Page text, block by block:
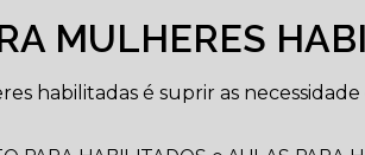
MULHERES
habilitadas é suprir as